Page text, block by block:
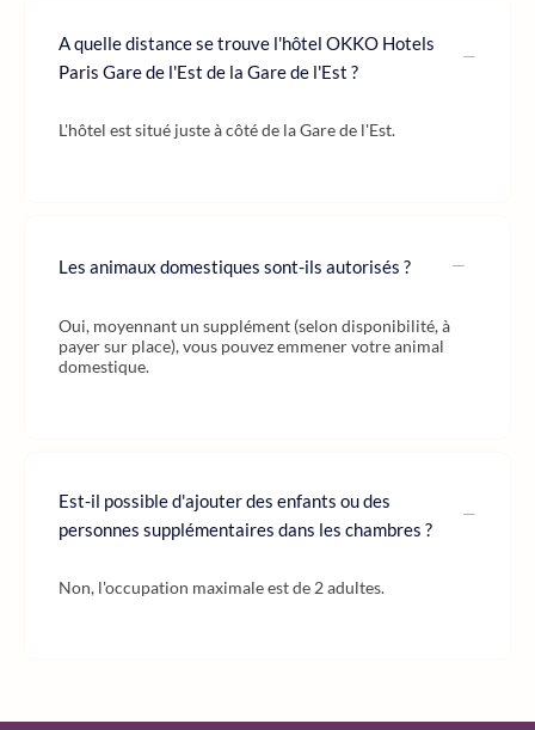
A quelle distance se trouve l'hôtel OKKO Hotels
Paris Gare de l'Est de la Gare de l'Est ?
L'hôtel est situé juste à côté de la Gare de l'Est.
Les animaux domestiques sont-ils autorisés ?
Oui, moyennant un supplément (selon disponibilité, à
payer sur place), vous pouvez emmener votre animal
domestique.
Est-il possible d'ajouter des enfants ou des
personnes supplémentaires dans les chambres ?
Non, l'occupation maximale est de 2 adultes.